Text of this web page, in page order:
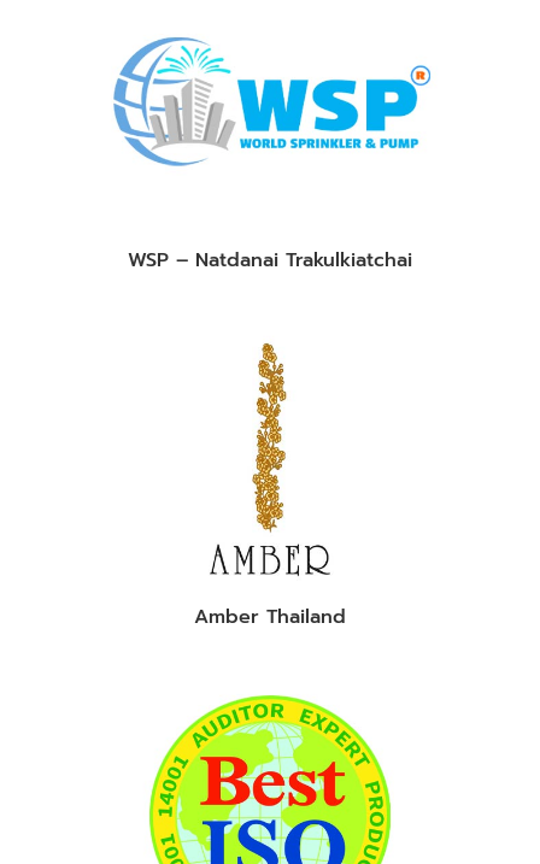
WSP – Natdanai Trakulkiatchai
Amber Thailand